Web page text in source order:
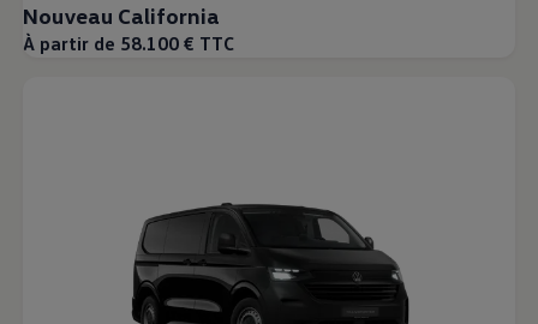
Nouveau California
À partir de 58.100 € TTC